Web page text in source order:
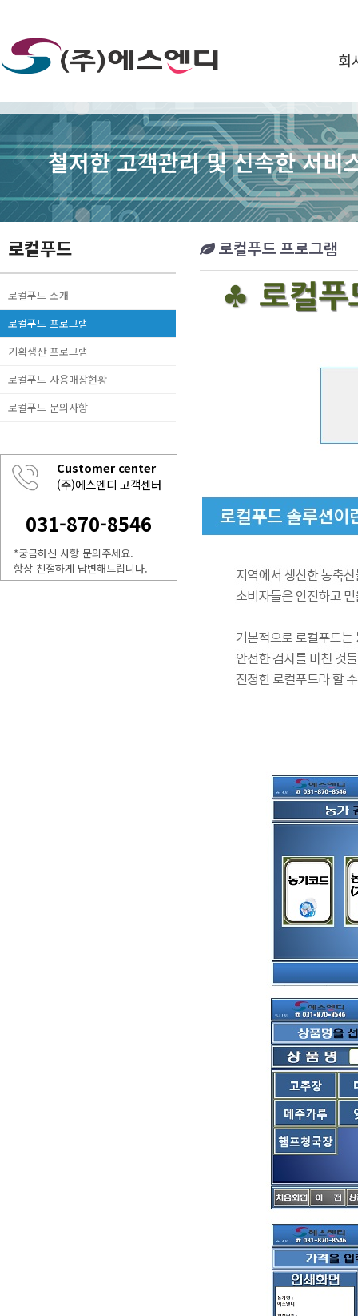
회
철저한 고객관리 및 신속한 서비
로컬푸드
로컬푸드 소개
로컬푸드 프로그램
기획생산 프로그램
로컬푸드 사용매장현황
로컬푸드 문의사항
Customer center
(주)에스엔디 고객센터
031-870-8546
*궁금하신 사항 문의주세요.
항상 친절하게 답변해드립니다.
로컬푸드 프로그램